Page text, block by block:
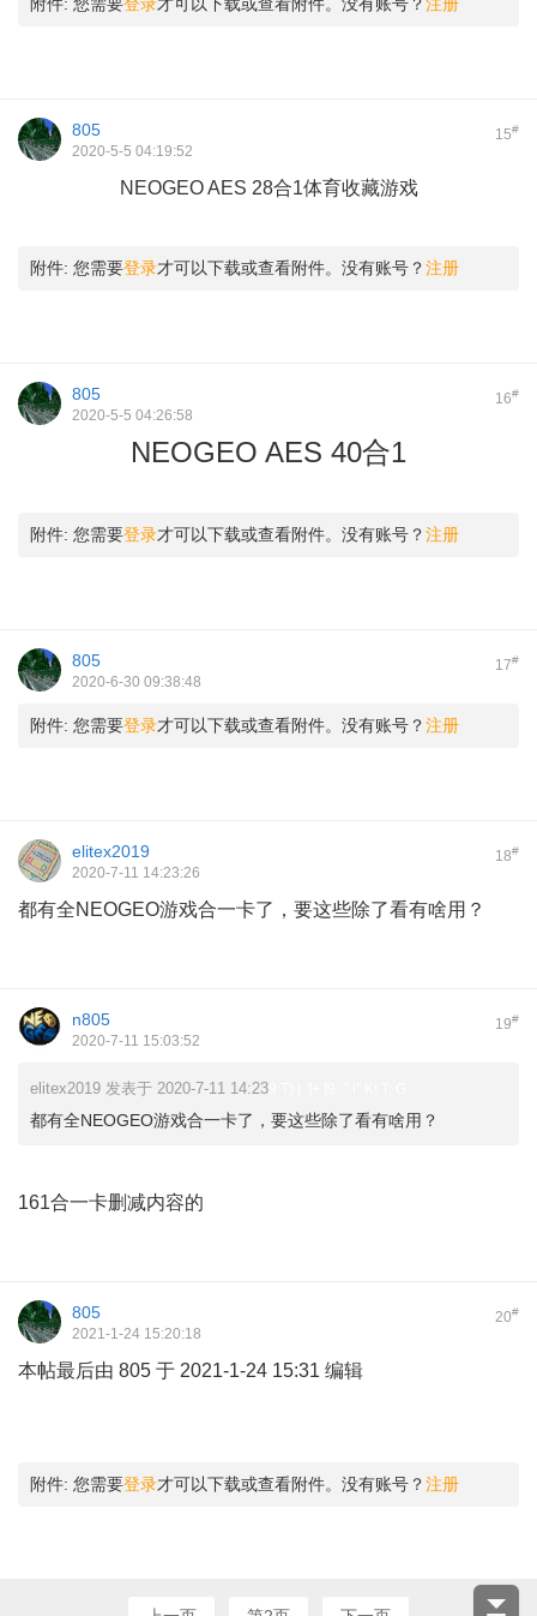
15#
805
2020-5-5 04:19:52
NEOGEO AES 28合1体育收藏游戏
附件: 您需要登录才可以下载或查看附件。没有账号？注册
16#
805
2020-5-5 04:26:58
NEOGEO AES 40合1
附件: 您需要登录才可以下载或查看附件。没有账号？注册
17#
805
2020-6-30 09:38:48
附件: 您需要登录才可以下载或查看附件。没有账号？注册
18#
elitex2019
2020-7-11 14:23:26
都有全NEOGEO游戏合一卡了，要这些除了看有啥用？
19#
n805
2020-7-11 15:03:52
elitex2019 发表于 2020-7-11 14:23
都有全NEOGEO游戏合一卡了，要这些除了看有啥用？
161合一卡删减内容的
20#
805
2021-1-24 15:20:18
本帖最后由 805 于 2021-1-24 15:31 编辑
附件: 您需要登录才可以下载或查看附件。没有账号？注册